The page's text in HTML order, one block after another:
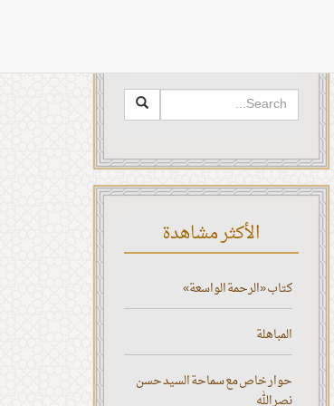
الأكثر مشاهدة
كتاب «الرحمة الواسعة»
المباهلة
حوار خاص مع سماحة السيد حسن
نصر الله